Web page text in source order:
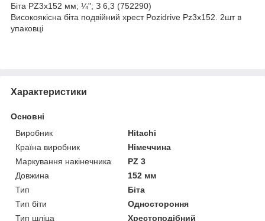
Біта PZ3х152 мм; ¼"; З 6,3 (752290)
Високоякісна біта подвійний хрест Pozidrive Pz3x152. 2шт в
упаковці
Характеристики
Основні
Виробник
Hitachi
Країна виробник
Німеччина
Маркування накінечника
PZ 3
Довжина
152 мм
Тип
Біта
Тип біти
Одностороння
Тип шліца
Хрестоподібний